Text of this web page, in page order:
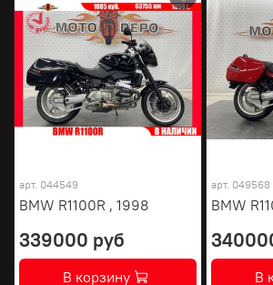
арт. 044549
BMW R1100R , 1998
339000 руб
В корзину
арт. 049568
BMW
В